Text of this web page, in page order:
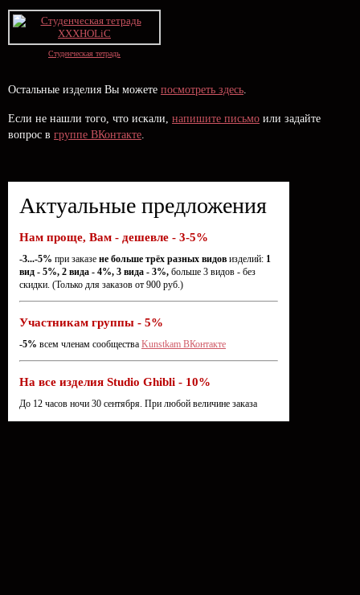
Студенческая тетрадь
Остальные изделия Вы можете посмотреть здесь.
Если не нашли того, что искали, напишите письмо или задайте
вопрос в группе ВКонтакте.
Актуальные предложения
Нам проще, Вам - дешевле - 3-5%
-3...-5% при заказе не больше трёх разных видов изделий: 1
вид - 5%, 2 вида - 4%, 3 вида - 3%, больше 3 видов - без
скидки. (Только для заказов от 900 руб.)
Участникам группы - 5%
-5% всем членам сообщества Kunstkam ВКонтакте
На все изделия Studio Ghibli - 10%
До 12 часов ночи 30 сентября. При любой величине заказа